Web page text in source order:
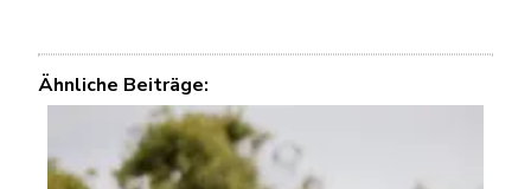
Ähnliche Beiträge: